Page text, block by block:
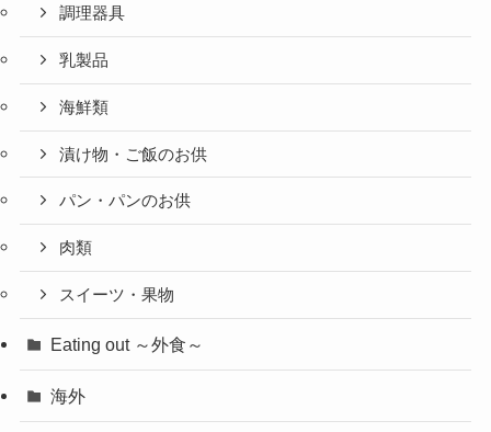
調理器具
乳製品
海鮮類
漬け物・ご飯のお供
パン・パンのお供
肉類
スイーツ・果物
Eating out ～外食～
海外